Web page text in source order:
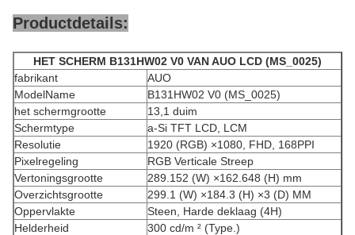
Productdetails:
HET SCHERM B131HW02 V0 VAN AUO LCD (MS_0025)
fabrikant
AUO
ModelName
B131HW02 V0 (MS_0025)
het schermgrootte
13,1 duim
Schermtype
a-Si TFT LCD, LCM
Resolutie
1920 (RGB) ×1080, FHD, 168PPI
Pixelregeling
RGB Verticale Streep
Vertoningsgrootte
289.152 (W) ×162.648 (H) mm
Overzichtsgrootte
299.1 (W) ×184.3 (H) ×3 (D) MM
Oppervlakte
Steen, Harde deklaag (4H)
Helderheid
300 cd/m ² (Type.)